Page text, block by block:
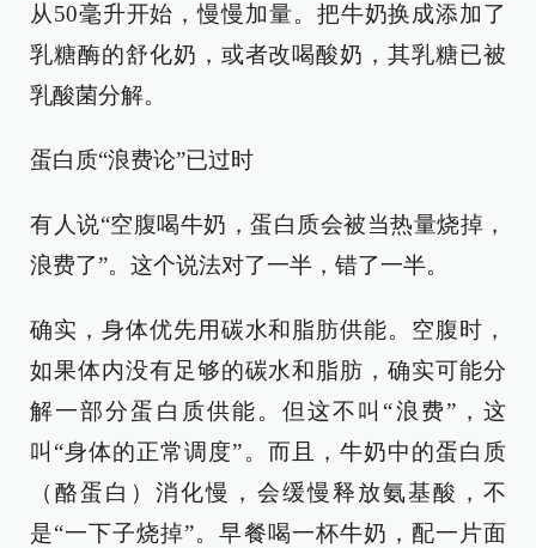
从50毫升开始，慢慢加量。把牛奶换成添加了
乳糖酶的舒化奶，或者改喝酸奶，其乳糖已被
乳酸菌分解。
蛋白质“浪费论”已过时
有人说“空腹喝牛奶，蛋白质会被当热量烧掉，
浪费了”。这个说法对了一半，错了一半。
确实，身体优先用碳水和脂肪供能。空腹时，
如果体内没有足够的碳水和脂肪，确实可能分
解一部分蛋白质供能。但这不叫“浪费”，这
叫“身体的正常调度”。而且，牛奶中的蛋白质
（酪蛋白）消化慢，会缓慢释放氨基酸，不
是“一下子烧掉”。早餐喝一杯牛奶，配一片面